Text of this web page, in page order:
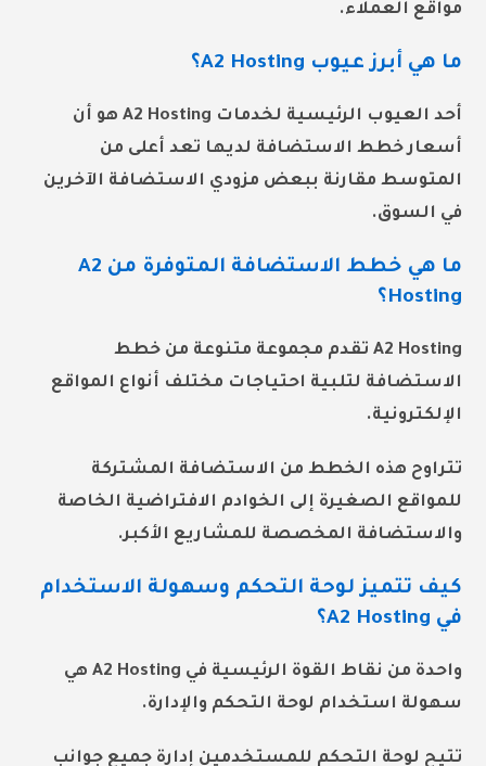
مواقع العملاء.
ما هي أبرز عيوب A2 Hosting؟
أحد العيوب الرئيسية لخدمات A2 Hosting هو أن
أسعار خطط الاستضافة لديها تعد أعلى من
المتوسط مقارنة ببعض مزودي الاستضافة الآخرين
في السوق.
ما هي خطط الاستضافة المتوفرة من A2
Hosting؟
A2 Hosting تقدم مجموعة متنوعة من خطط
الاستضافة لتلبية احتياجات مختلف أنواع المواقع
الإلكترونية.
تتراوح هذه الخطط من الاستضافة المشتركة
للمواقع الصغيرة إلى الخوادم الافتراضية الخاصة
والاستضافة المخصصة للمشاريع الأكبر.
كيف تتميز لوحة التحكم وسهولة الاستخدام
في A2 Hosting؟
واحدة من نقاط القوة الرئيسية في A2 Hosting هي
سهولة استخدام لوحة التحكم والإدارة.
تتيح لوحة التحكم للمستخدمين إدارة جميع جوانب